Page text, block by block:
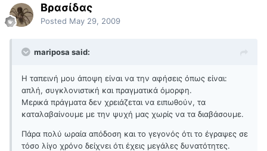
Βρασίδας
Posted May 29, 2009
mariposa said:
Η ταπεινή μου άποψη είναι να την αφήσεις όπως είναι:
απλή, συγκλονιστική και πραγματικά όμορφη.
Μερικά πράγματα δεν χρειάζεται να ειπωθούν, τα
καταλαβαίνουμε με την ψυχή μας χωρίς να τα διαβάσουμε.
Πάρα πολύ ωραία απόδοση και το γεγονός ότι το έγραψες σε
τόσο λίγο χρόνο δείχνει ότι έχεις μεγάλες δυνατότητες.